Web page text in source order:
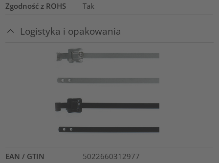
Zgodność z ROHS Tak
Logistyka i opakowania
EAN / GTIN 5022660312977